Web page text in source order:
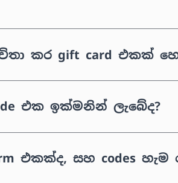
භාවිතා කර gift card
එක ඉක්මනින් ලැබේද?
එකක්ද, සහ codes